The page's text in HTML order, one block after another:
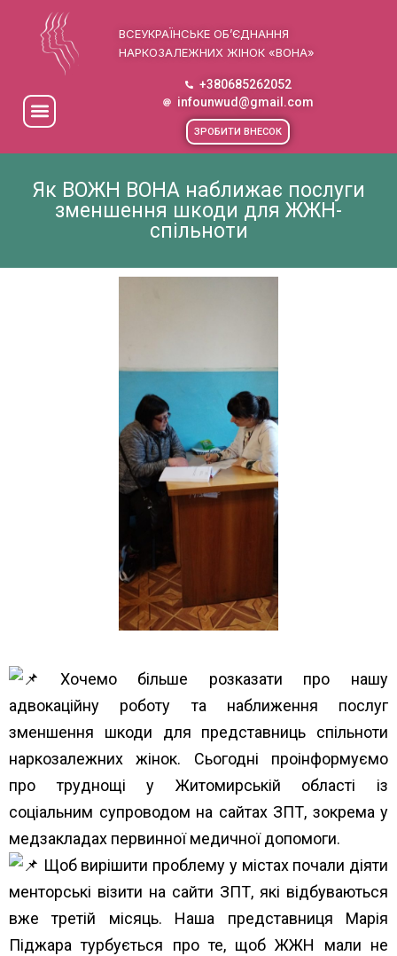
ВСЕУКРАЇНСЬКЕ ОБ’ЄДНАННЯ
НАРКОЗАЛЕЖНИХ ЖІНОК «ВОНА»
+380685262052
infounwud@gmail.com
ЗРОБИТИ ВНЕСОК
Як ВОЖН ВОНА наближає послуги
зменшення шкоди для ЖЖН-
спільноти
Хочемо більше розказати про нашу
адвокаційну роботу та наближення послуг
зменшення шкоди для представниць спільноти
наркозалежних жінок. Сьогодні проінформуємо
про труднощі у Житомирській області із
соціальним супроводом на сайтах ЗПТ, зокрема у
медзакладах первинної медичної допомоги.
Щоб вирішити проблему у містах почали діяти
менторські візити на сайти ЗПТ, які відбуваються
вже третій місяць. Наша представниця Марія
Піджара турбується про те, щоб ЖЖН мали не